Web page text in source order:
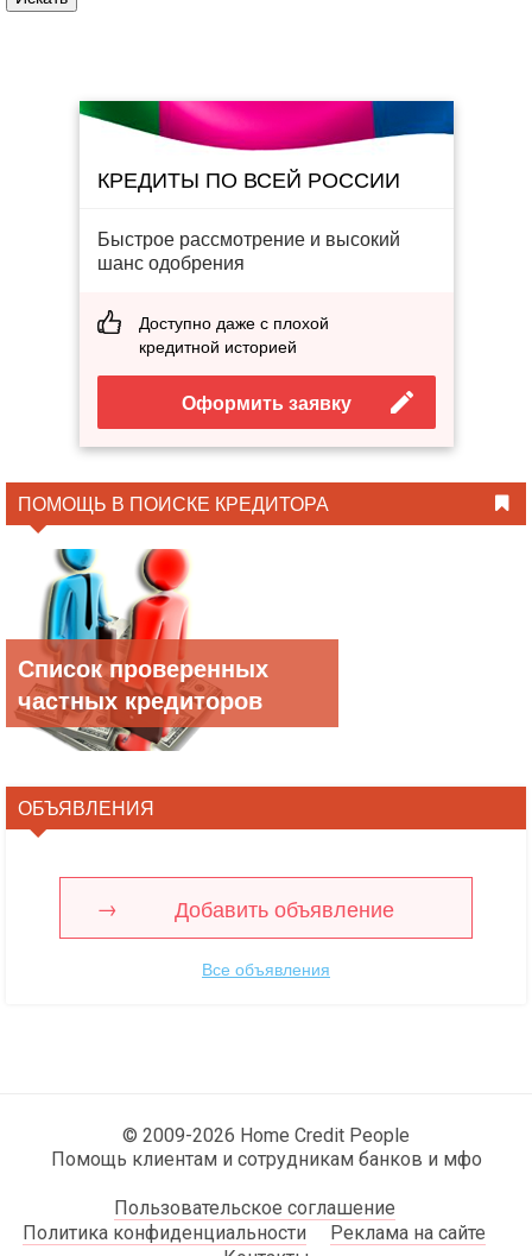
КРЕДИТЫ ПО ВСЕЙ РОССИИ
Быстрое рассмотрение и высокий
шанс одобрения
Доступно даже с плохой
кредитной историей
Оформить заявку
ПОМОЩЬ В ПОИСКЕ КРЕДИТОРА
Список проверенных
частных кредиторов
ОБЪЯВЛЕНИЯ
Добавить объявление
Все объявления
© 2009-2026 Home Credit People
Помощь клиентам и сотрудникам банков и мфо
Пользовательское соглашение
Политика конфиденциальности
Реклама на сайте